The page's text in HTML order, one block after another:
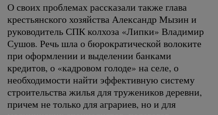
О своих проблемах рассказали также глава
крестьянского хозяйства Александр Мызин и
руководитель СПК колхоза «Липки» Владимир
Сушов. Речь шла о бюрократической волоките
при оформлении и выделении банками
кредитов, о «кадровом голоде» на селе, о
необходимости найти эффективную систему
строительства жилья для тружеников деревни,
причем не только для аграриев, но и для